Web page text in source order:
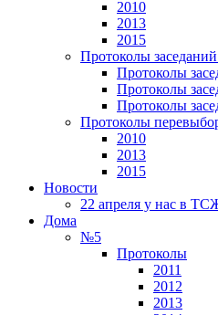
2010
2013
2015
Протоколы
Протоколы
Протоколы
Протоколы
Протоколы
2010
2013
2015
Новости
22 апреля у нас в
Дома
№5
Протоколы
2011
2012
2013